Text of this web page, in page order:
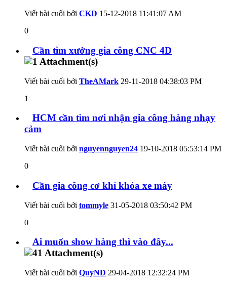
Viết bài cuối bởi CKD 15-12-2018 11:41:07 AM
0
Cần tìm xưởng gia công CNC 4D
Viết bài cuối bởi TheAMark 29-11-2018 04:38:03 PM
1
HCM cần tìm nơi nhận gia công hàng nhạy
cảm
Viết bài cuối bởi nguyennguyen24 19-10-2018 05:53:14 PM
0
Cần gia công cơ khí khóa xe máy
Viết bài cuối bởi tommyle 31-05-2018 03:50:42 PM
0
Ai muốn show hàng thì vào đây...
Viết bài cuối bởi QuyND 29-04-2018 12:32:24 PM